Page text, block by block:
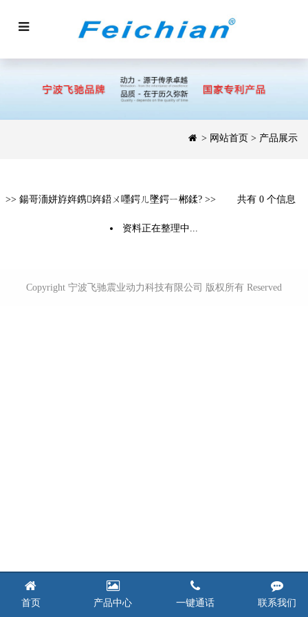
> 网站首页 > 产品展示
>> 鍚哥洏姘斿姩鎸姩鍣ㄨ嚜鍔ㄦ墜鍔ㄧ郴鍒? >> 共有 0 个信息
资料正在整理中...
首页 产品中心 一键通话 联系我们
Copyright 宁波飞驰震业动力科技有限公司 版权所有 Reserved